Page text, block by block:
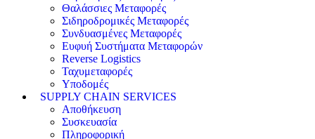
Θαλάσσιες Μεταφορές
Σιδηροδρομικές Μεταφορές
Συνδυασμένες Μεταφορές
Ευφυή Συστήματα Μεταφορών
Reverse Logistics
Ταχυμεταφορές
Υποδομές
SUPPLY CHAIN SERVICES
Αποθήκευση
Συσκευασία
Πληροφορική